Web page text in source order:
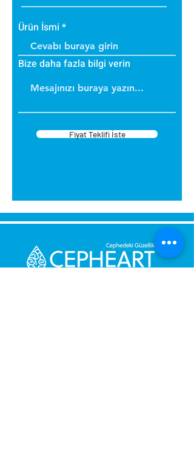
Ürün İsmi
Bize daha fazla bilgi verin
Fiyat Teklifi İste